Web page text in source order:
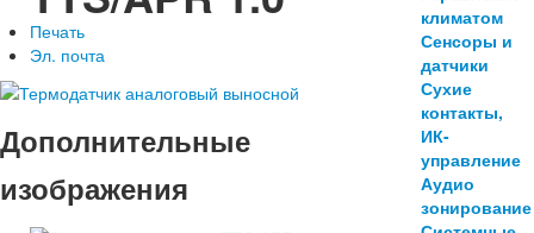
Печать
Эл. почта
Дополнительные
изображения
климатом
Сенсоры и
датчики
Сухие
контакты,
ИК-
управление
Аудио
зонирование